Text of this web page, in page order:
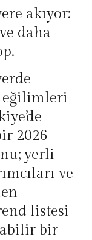
akıyor:
daha
eğilimleri
2026
yerli
ve
listesi
bir